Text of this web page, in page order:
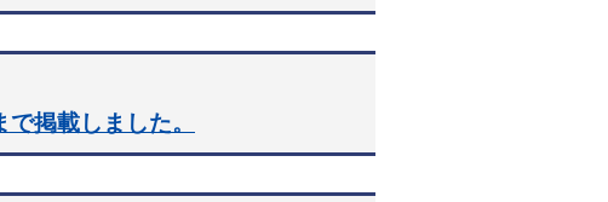
掲載しました。